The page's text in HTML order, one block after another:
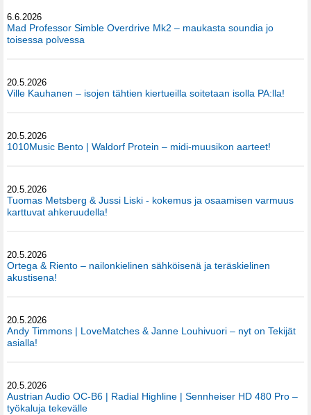
6.6.2026
Mad Professor Simble Overdrive Mk2 – maukasta soundia jo
toisessa polvessa
20.5.2026
Ville Kauhanen – isojen tähtien kiertueilla soitetaan isolla PA:lla!
20.5.2026
1010Music Bento | Waldorf Protein – midi-muusikon aarteet!
20.5.2026
Tuomas Metsberg & Jussi Liski - kokemus ja osaamisen varmuus
karttuvat ahkeruudella!
20.5.2026
Ortega & Riento – nailonkielinen sähköisenä ja teräskielinen
akustisena!
20.5.2026
Andy Timmons | LoveMatches & Janne Louhivuori – nyt on Tekijät
asialla!
20.5.2026
Austrian Audio OC-B6 | Radial Highline | Sennheiser HD 480 Pro –
työkaluja tekevälle